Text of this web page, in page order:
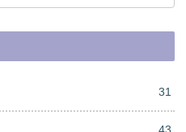
31